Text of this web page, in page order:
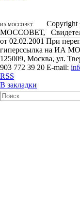
ИА МОССОВЕТ
Copyright ©
МОССОВЕТ,
от 02.02.2001 При
гиперссылка на ИА
125009, Москва, ул.
903 772 39 20 E-mail:
RSS
В закладки